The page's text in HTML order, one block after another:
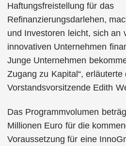
Haftungsfreistellung für das
Refinanzierungsdarlehen,
und Investoren leicht, sich an
innovativen Unternehmen
Junge Unternehmen
Zugang zu Kapital“, erläuterte
Vorstandsvorsitzende Edith
Das Programmvolumen
Millionen Euro für die
Voraussetzung für eine